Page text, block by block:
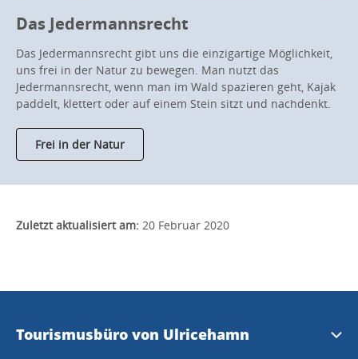
Das Jedermannsrecht
Das Jedermannsrecht gibt uns die einzigartige Möglichkeit,
uns frei in der Natur zu bewegen. Man nutzt das
Jedermannsrecht, wenn man im Wald spazieren geht, Kajak
paddelt, klettert oder auf einem Stein sitzt und nachdenkt.
Frei in der Natur
Zuletzt aktualisiert am: 20 Februar 2020
Tourismusbüro von Ulricehamn